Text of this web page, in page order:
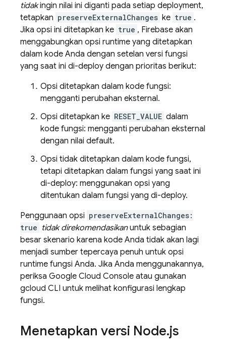
tidakingin nilai ini diganti pada setiap deployment,
tetapkan preserveExternalChanges ke true .
Jika opsi ini ditetapkan ke true , Firebase akan
menggabungkan opsi runtime yang ditetapkan
dalam kode Anda dengan setelan versi fungsi
yang saat ini di-deploy dengan prioritas berikut:
Opsi ditetapkan dalam kode fungsi:
mengganti perubahan eksternal.
Opsi ditetapkan ke RESET_VALUE dalam
kode fungsi: mengganti perubahan eksternal
dengan nilai default.
Opsi tidak ditetapkan dalam kode fungsi,
tetapi ditetapkan dalam fungsi yang saat ini
di-deploy: menggunakan opsi yang
ditentukan dalam fungsi yang di-deploy.
Penggunaan opsi preserveExternalChanges:
true tidak direkomendasikanuntuk sebagian
besar skenario karena kode Anda tidak akan lagi
menjadi sumber tepercaya penuh untuk opsi
runtime fungsi Anda. Jika Anda menggunakannya,
periksa Google Cloud Console atau gunakan
gcloud CLI untuk melihat konfigurasi lengkap
fungsi.
Menetapkan versi Node.js